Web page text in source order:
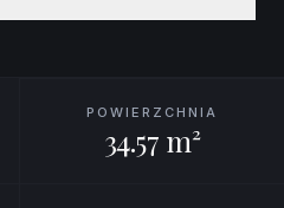
POWIERZCHNIA
34.57 m²